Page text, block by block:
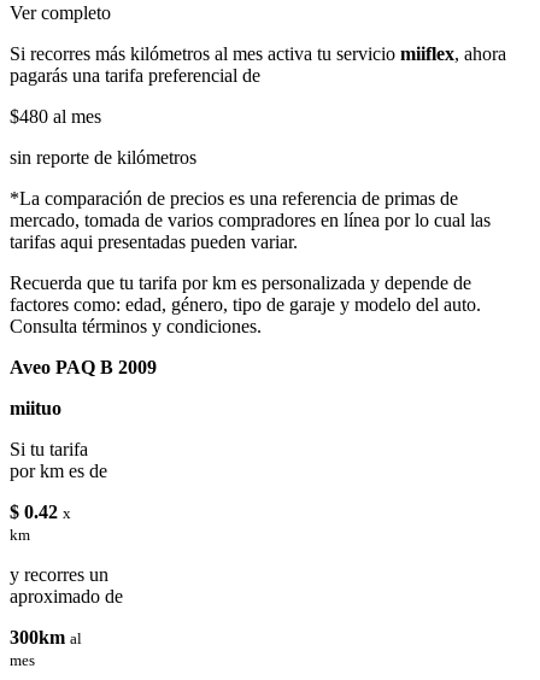
Ver completo
Si recorres más kilómetros al mes activa tu servicio miiflex, ahora
pagarás una tarifa preferencial de
$480 al mes
sin reporte de kilómetros
*La comparación de precios es una referencia de primas de
mercado, tomada de varios compradores en línea por lo cual las
tarifas aqui presentadas pueden variar.
Recuerda que tu tarifa por km es personalizada y depende de
factores como: edad, género, tipo de garaje y modelo del auto.
Consulta términos y condiciones.
Aveo PAQ B 2009
miituo
Si tu tarifa
por km es de
$ 0.42 x
km
y recorres un
aproximado de
300km al
mes